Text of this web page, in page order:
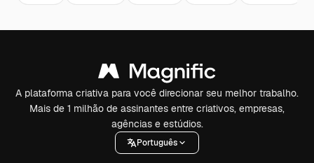
A plataforma criativa para você direcionar seu melhor trabalho.
Mais de 1 milhão de assinantes entre criativos, empresas,
agências e estúdios.
Português